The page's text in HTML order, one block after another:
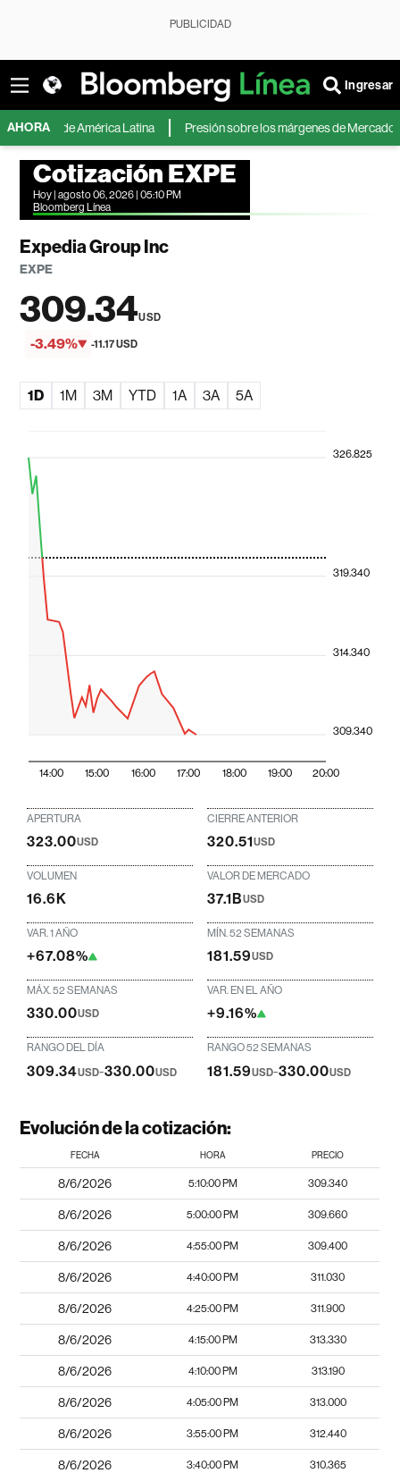
PUBLICIDAD
Ingresar
AHORA
de América Latina Presión sobre los márgenes de MercadoLibre
Cotización EXPE
Hoy | agosto 06, 2026 | 05:10 PM
Bloomberg Línea
Expedia Group Inc
EXPE
309.34USD
-3.49% -11.17 USD
1D 1M 3M YTD 1A 3A 5A
14:00 15:00 16:00 17:00 18:00 19:00 20:00
309.340
314.340
319.340
326.825
APERTURA
323.00USD
CIERRE ANTERIOR
320.51USD
VOLUMEN
16.6K
VALOR DE MERCADO
37.1BUSD
VAR. 1 AÑO
+67.08%
MÍN. 52 SEMANAS
181.59USD
MÁX. 52 SEMANAS
330.00USD
VAR. EN EL AÑO
+9.16%
RANGO DEL DÍA
309.34USD-330.00USD
RANGO 52 SEMANAS
181.59USD-330.00USD
Evolución de la cotización:
FECHA HORA PRECIO
8/6/2026 5:10:00 PM 309.340
8/6/2026 5:00:00 PM 309.660
8/6/2026 4:55:00 PM 309.400
8/6/2026 4:40:00 PM 311.030
8/6/2026 4:25:00 PM 311.900
8/6/2026 4:15:00 PM 313.330
8/6/2026 4:10:00 PM 313.190
8/6/2026 4:05:00 PM 313.000
8/6/2026 3:55:00 PM 312.440
8/6/2026 3:40:00 PM 310.365